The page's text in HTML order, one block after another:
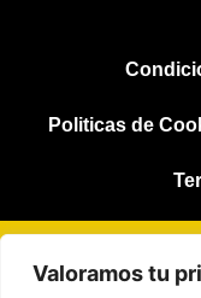
Valoramos tu
Politicas de